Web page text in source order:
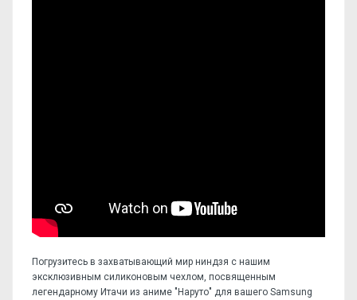
Погрузитесь в захватывающий мир ниндзя с нашим
эксклюзивным силиконовым чехлом, посвященным
легендарному Итачи из аниме "Наруто" для вашего Samsung